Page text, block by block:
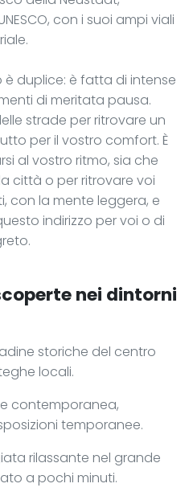
con i suoi ampi viali
è duplice: è fatta di intense
di meritata pausa.
strade per ritrovare un
per il vostro comfort. È
al vostro ritmo, sia che
città o per ritrovare voi
con la mente leggera, e
indirizzo per voi o di
nei dintorni
storiche del centro
locali.
contemporanea,
temporanee.
rilassante nel grande
a pochi minuti.